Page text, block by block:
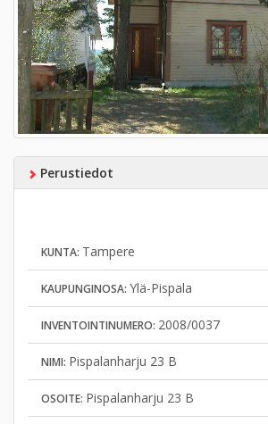
Perustiedot
KUNTA: Tampere
KAUPUNGINOSA: Ylä-Pispala
INVENTOINTINUMERO: 2008/0037
NIMI: Pispalanharju 23 B
OSOITE: Pispalanharju 23 B